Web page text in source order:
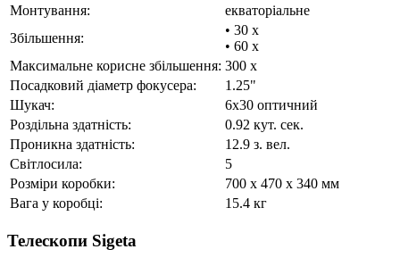
Монтування:
екваторіальне
Збільшення:
• 30 x
• 60 x
Максимальне корисне збільшення: 300 x
Посадковий діаметр фокусера:
1.25"
Шукач:
6x30 оптичний
Роздільна здатність:
0.92 кут. сек.
Проникна здатність:
12.9 з. вел.
Світлосила:
5
Розміри коробки:
700 x 470 x 340 мм
Вага у коробці:
15.4 кг
Телескопи Sigeta